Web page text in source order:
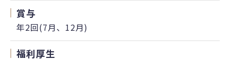
賞与
年2回(7月、12月)
福利厚生